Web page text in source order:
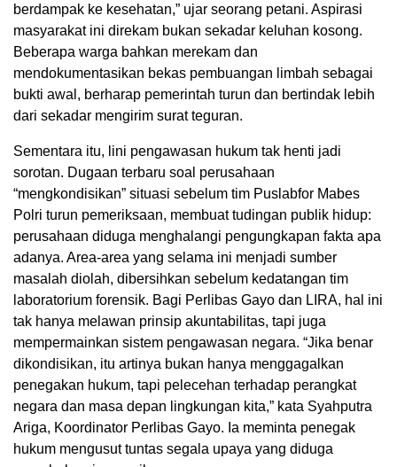
berdampak ke kesehatan,” ujar seorang petani. Aspirasi
masyarakat ini direkam bukan sekadar keluhan kosong.
Beberapa warga bahkan merekam dan
mendokumentasikan bekas pembuangan limbah sebagai
bukti awal, berharap pemerintah turun dan bertindak lebih
dari sekadar mengirim surat teguran.
Sementara itu, lini pengawasan hukum tak henti jadi
sorotan. Dugaan terbaru soal perusahaan
“mengkondisikan” situasi sebelum tim Puslabfor Mabes
Polri turun pemeriksaan, membuat tudingan publik hidup:
perusahaan diduga menghalangi pengungkapan fakta apa
adanya. Area-area yang selama ini menjadi sumber
masalah diolah, dibersihkan sebelum kedatangan tim
laboratorium forensik. Bagi Perlibas Gayo dan LIRA, hal ini
tak hanya melawan prinsip akuntabilitas, tapi juga
mempermainkan sistem pengawasan negara. “Jika benar
dikondisikan, itu artinya bukan hanya menggagalkan
penegakan hukum, tapi pelecehan terhadap perangkat
negara dan masa depan lingkungan kita,” kata Syahputra
Ariga, Koordinator Perlibas Gayo. Ia meminta penegak
hukum mengusut tuntas segala upaya yang diduga